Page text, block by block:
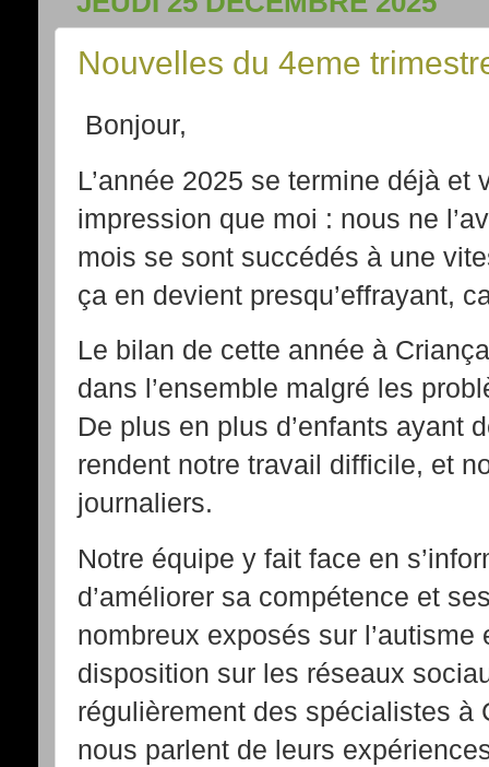
Nouvelles du 4eme
Bonjour,
L’année 2025 se termine déjà
impression que moi : nous ne
mois se sont succédés à une
ça en devient presqu’effrayant,
Le bilan de cette année à
dans l’ensemble malgré les
De plus en plus d’enfants ayant
rendent notre travail difficile, et
journaliers.
Notre équipe y fait face en
d’améliorer sa compétence et
nombreux exposés sur
disposition sur les réseaux
régulièrement des spécialistes à
nous parlent de leurs